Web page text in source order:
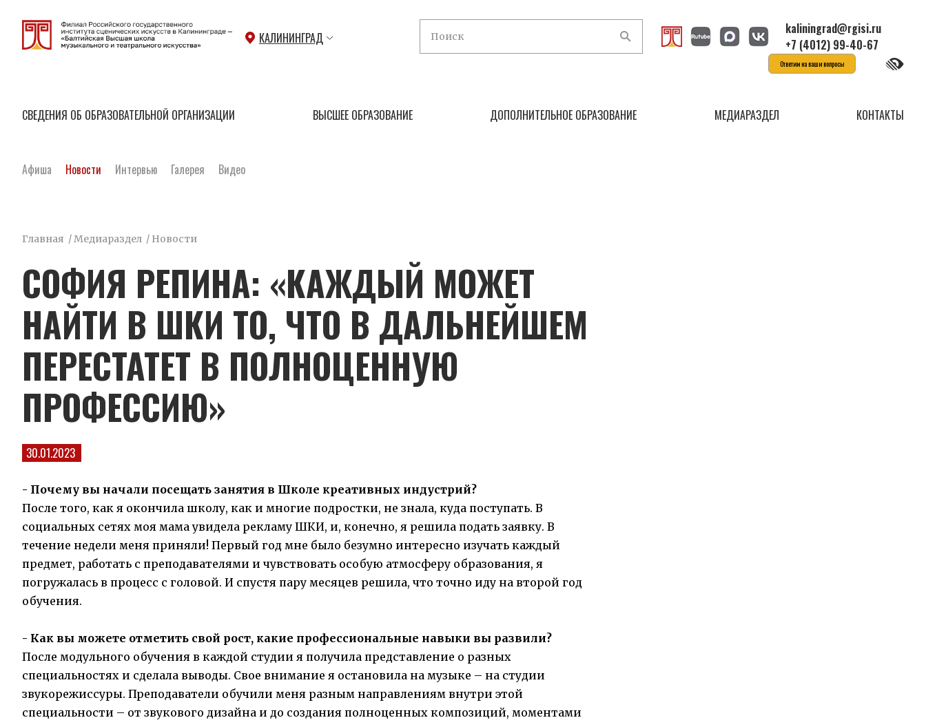
КАЛИНИНГРАД
kaliningrad@rgisi.ru
+7 (4012) 99-40-67
Ответим на ваши вопросы
СВЕДЕНИЯ ОБ ОБРАЗОВАТЕЛЬНОЙ ОРГАНИЗАЦИИ ВЫСШЕЕ ОБРАЗОВАНИЕ ДОПОЛНИТЕЛЬНОЕ ОБРАЗОВАНИЕ МЕДИАРАЗДЕЛ КОНТАКТЫ
Афиша Новости Интервью Галерея Видео
Главная /Медиараздел / Новости
СОФИЯ РЕПИНА: «КАЖДЫЙ МОЖЕТ
НАЙТИ В ШКИ ТО, ЧТО В ДАЛЬНЕЙШЕМ
ПЕРЕСТАТЕТ В ПОЛНОЦЕННУЮ
ПРОФЕССИЮ»
30.01.2023
- Почему вы начали посещать занятия в Школе креативных индустрий?
После того, как я окончила школу, как и многие подростки, не знала, куда поступать. В
социальных сетях моя мама увидела рекламу ШКИ, и, конечно, я решила подать заявку. В
течение недели меня приняли! Первый год мне было безумно интересно изучать каждый
предмет, работать с преподавателями и чувствовать особую атмосферу образования, я
погружалась в процесс с головой. И спустя пару месяцев решила, что точно иду на второй год
обучения.
- Как вы можете отметить свой рост, какие профессиональные навыки вы развили?
После модульного обучения в каждой студии я получила представление о разных
специальностях и сделала выводы. Свое внимание я остановила на музыке – на студии
звукорежиссуры. Преподаватели обучили меня разным направлениям внутри этой
специальности – от звукового дизайна и до создания полноценных композиций, моментами